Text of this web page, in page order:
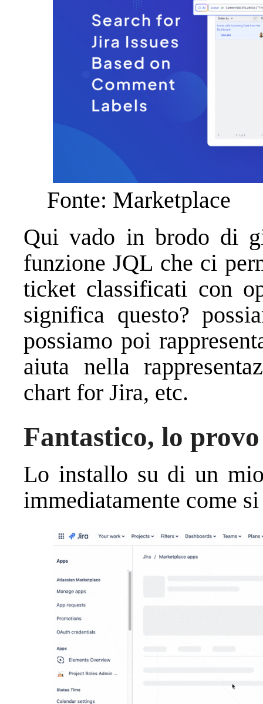
Fonte: Marketplace
Qui vado in brodo di
funzione JQL che ci
ticket classificati con
significa questo?
possiamo poi
aiuta nella
chart for Jira, etc.
Fantastico, lo
Lo installo su di un
immediatamente come